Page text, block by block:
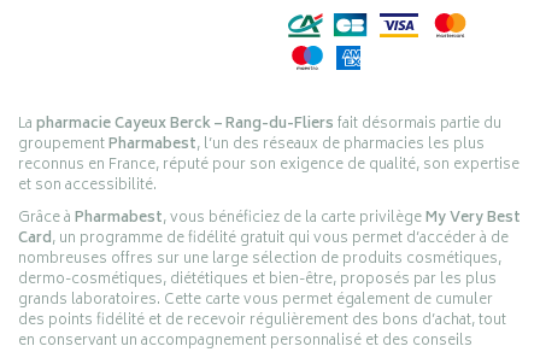
Lapharmacie Cayeux Berck – Rang-du-Fliersfait désormais partie du
groupementPharmabest, l’un des réseaux de pharmacies les plus
reconnus en France, réputé pour son exigence de qualité, son expertise
et son accessibilité.
Grâce àPharmabest, vous bénéficiez de la carte privilègeMy Very Best
Card, un programme de fidélité gratuit qui vous permet d’accéder à de
nombreuses offres sur une large sélection de produits cosmétiques,
dermo-cosmétiques, diététiques et bien-être, proposés par les plus
grands laboratoires. Cette carte vous permet également de cumuler
des points fidélité et de recevoir régulièrement des bons d’achat, tout
en conservant un accompagnement personnalisé et des conseils